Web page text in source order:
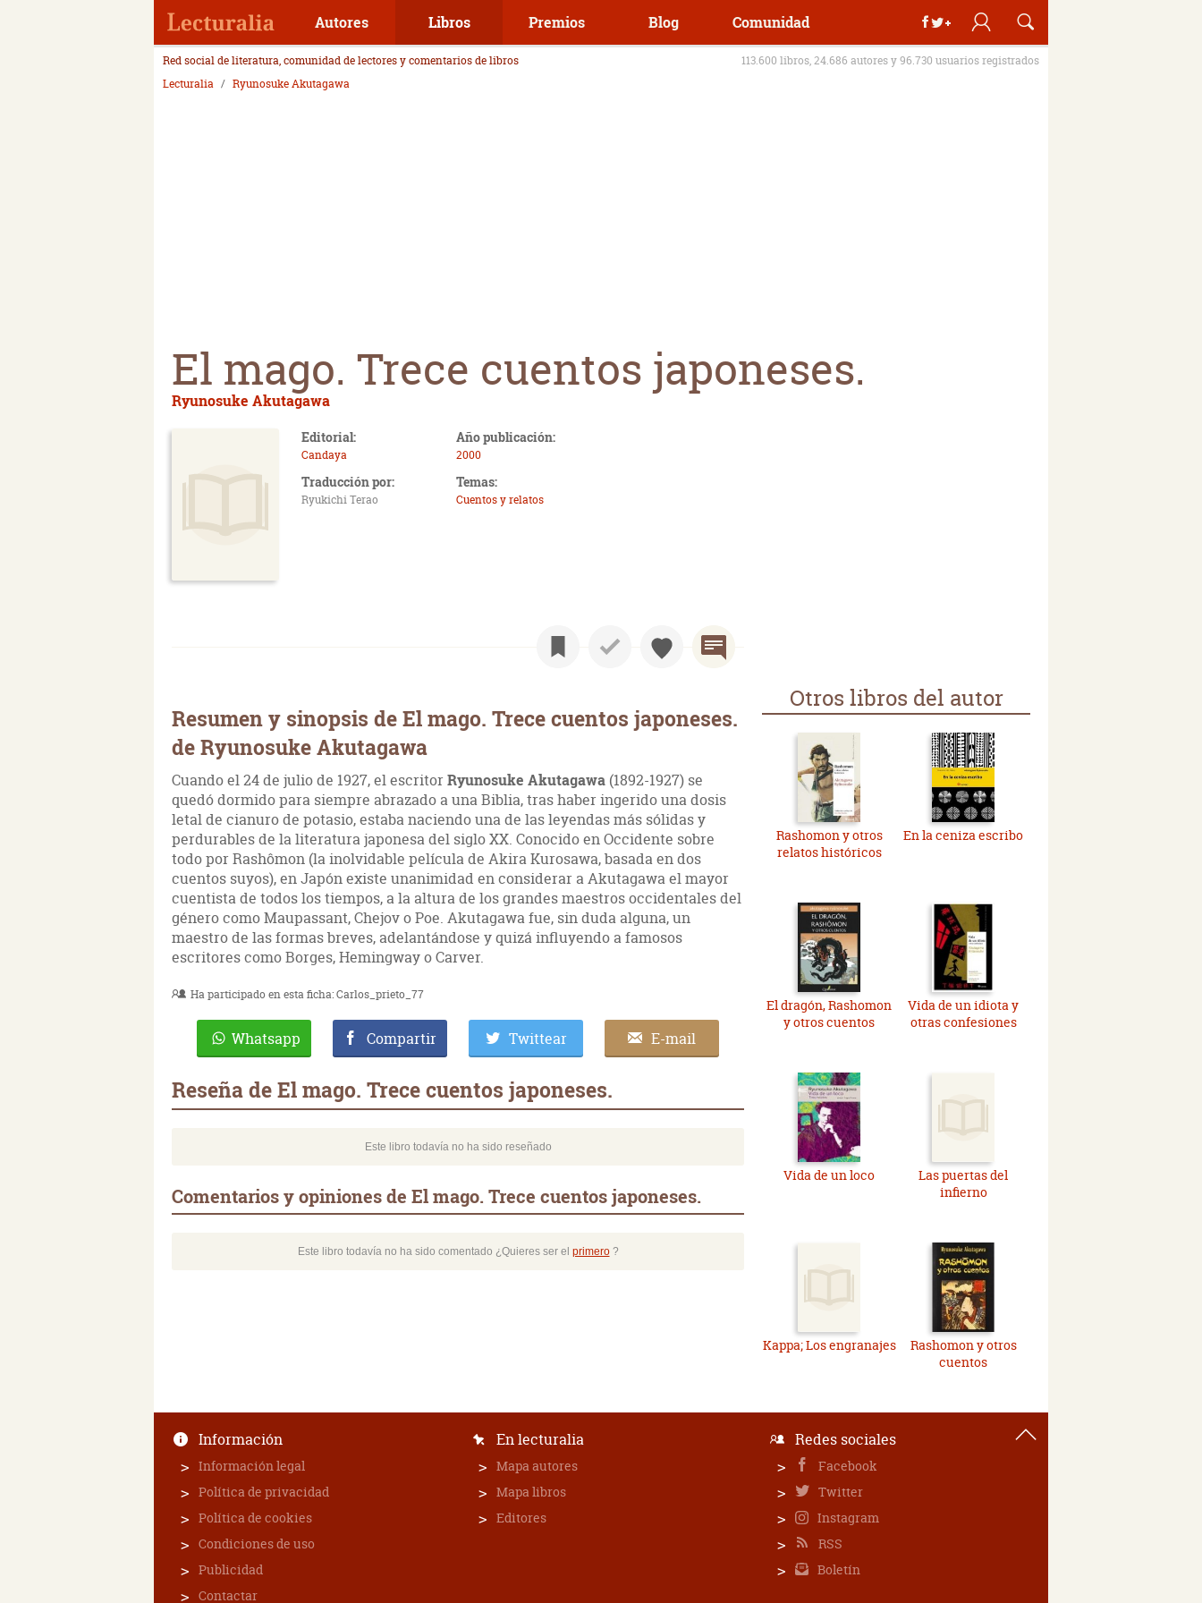
Autores Libros Premios Blog Comunidad
Red social de literatura, comunidad de lectores y comentarios de libros
113.600 libros, 24.686 autores y 96.730 usuarios registrados
Lecturalia
Ryunosuke Akutagawa
El mago. Trece cuentos japoneses.
Ryunosuke Akutagawa
Editorial:
Candaya
Año publicación:
2000
Traducción por:
Ryukichi Terao
Temas:
Cuentos y relatos
Resumen y sinopsis de El mago. Trece cuentos japoneses.
de Ryunosuke Akutagawa
Cuando el 24 de julio de 1927, el escritor Ryunosuke Akutagawa (1892-1927) se
quedó dormido para siempre abrazado a una Biblia, tras haber ingerido una dosis
letal de cianuro de potasio, estaba naciendo una de las leyendas más sólidas y
perdurables de la literatura japonesa del siglo XX. Conocido en Occidente sobre
todo por Rashômon (la inolvidable película de Akira Kurosawa, basada en dos
cuentos suyos), en Japón existe unanimidad en considerar a Akutagawa el mayor
cuentista de todos los tiempos, a la altura de los grandes maestros occidentales del
género como Maupassant, Chejov o Poe. Akutagawa fue, sin duda alguna, un
maestro de las formas breves, adelantándose y quizá influyendo a famosos
escritores como Borges, Hemingway o Carver.
Ha participado en esta ficha:Carlos_prieto_77
Whatsapp Compartir Twittear E-mail
Reseña de El mago. Trece cuentos japoneses.
Este libro todavía no ha sido reseñado
Comentarios y opiniones de El mago. Trece cuentos japoneses.
Este libro todavía no ha sido comentado ¿Quieres ser el primero?
Otros libros del autor
Rashomon y otros
relatos históricos
En la ceniza escribo
El dragón, Rashomon
y otros cuentos
Vida de un idiota y
otras confesiones
Vida de un loco
Las puertas del
infierno
Kappa; Los engranajes
Rashomon y otros
cuentos
Información
Información legal
Política de privacidad
Política de cookies
Condiciones de uso
Publicidad
Contactar
En lecturalia
Mapa autores
Mapa libros
Editores
Redes sociales
Facebook
Twitter
Instagram
RSS
Boletín